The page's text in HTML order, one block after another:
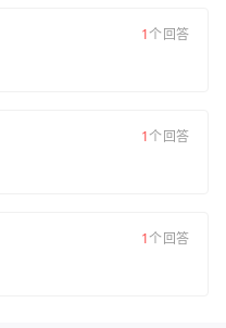
1个回答
1个回答
1个回答